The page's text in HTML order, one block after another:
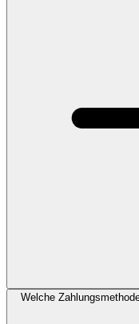
Welche